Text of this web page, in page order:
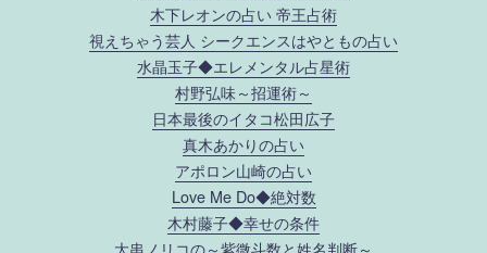
木下レオンの占い 帝王占術
視えちゃう芸人 シークエンスはやともの占い
水晶玉子◆エレメンタル占星術
村野弘味～招運術～
日本最後のイタコ松田広子
真木あかりの占い
アポロン山崎の占い
Love Me Do◆絶対数
木村藤子◆幸せの条件
大串ノリコの～紫微斗数と姓名判断～